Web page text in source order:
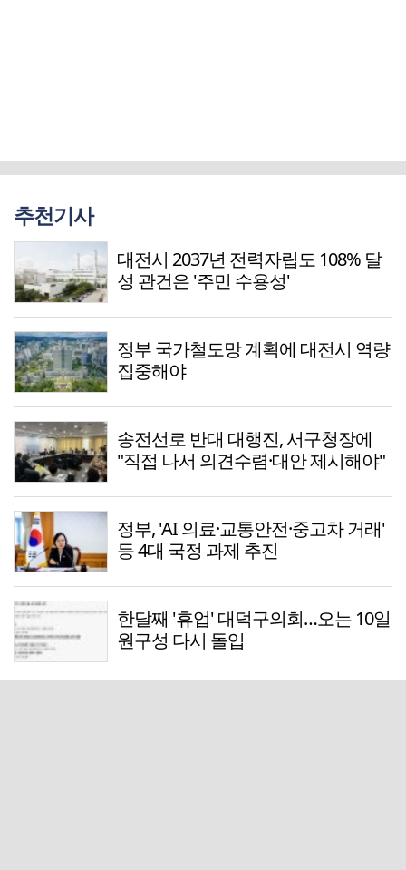
추천기사
대전시 2037년 전력자립도 108% 달
성 관건은 '주민 수용성'
정부 국가철도망 계획에 대전시 역량
집중해야
송전선로 반대 대행진, 서구청장에
"직접 나서 의견수렴·대안 제시해야"
정부, 'AI 의료·교통안전·중고차 거래'
등 4대 국정 과제 추진
한달째 '휴업' 대덕구의회…오는 10일
원구성 다시 돌입